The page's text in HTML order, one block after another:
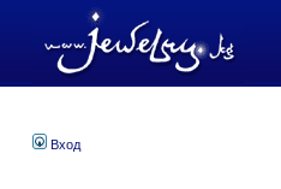
Вход